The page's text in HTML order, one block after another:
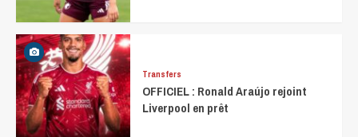
Transfers
OFFICIEL : Ronald Araújo rejoint
Liverpool en prêt